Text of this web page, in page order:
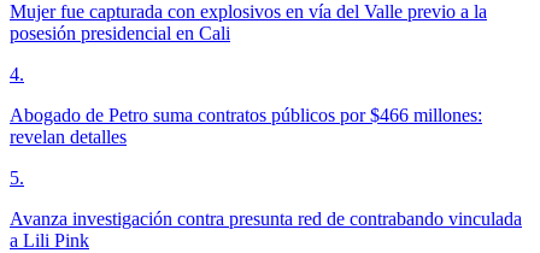
Mujer fue capturada con explosivos en vía del Valle previo a la
posesión presidencial en Cali
4.
Abogado de Petro suma contratos públicos por $466 millones:
revelan detalles
5.
Avanza investigación contra presunta red de contrabando vinculada
a Lili Pink